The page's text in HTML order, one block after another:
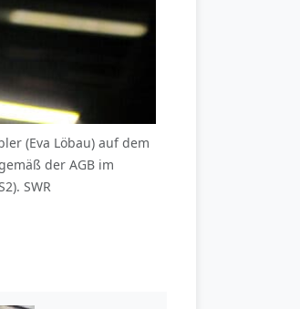
(Eva Löbau) auf dem
der AGB im
SWR